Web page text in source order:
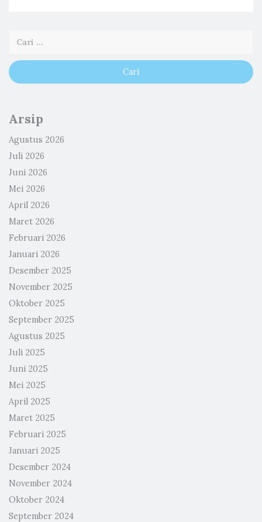
Arsip
Agustus 2026
Juli 2026
Juni 2026
Mei 2026
April 2026
Maret 2026
Februari 2026
Januari 2026
Desember 2025
November 2025
Oktober 2025
September 2025
Agustus 2025
Juli 2025
Juni 2025
Mei 2025
April 2025
Maret 2025
Februari 2025
Januari 2025
Desember 2024
November 2024
Oktober 2024
September 2024